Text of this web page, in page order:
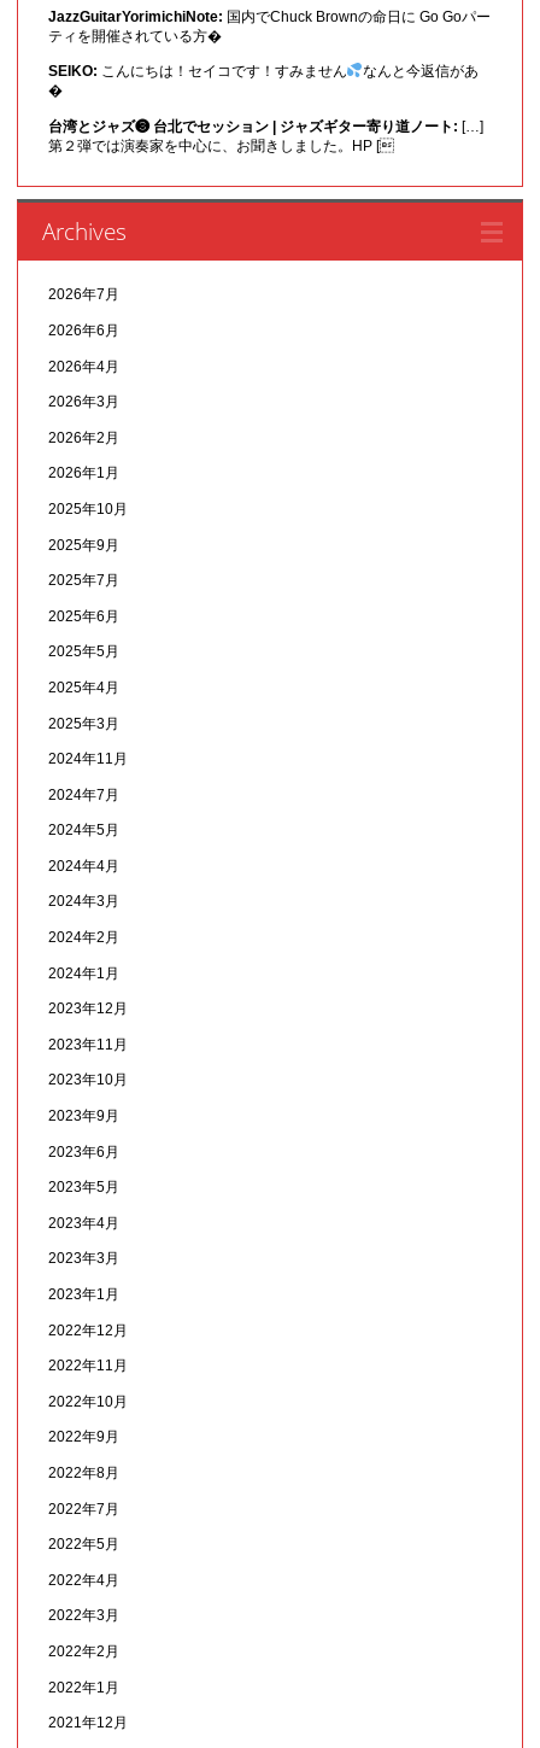
JazzGuitarYorimichiNote: 国内でChuck Brownの命日に Go Goパー
ティを開催されている方�
SEIKO: こんにちは！セイコです！すみません
なんと今返信があ
�
台湾とジャズ❸ 台北でセッション | ジャズギター寄り道ノート: […]
第２弾では演奏家を中心に、お聞きしました。HP [
Archives
2026年7月
2026年6月
2026年4月
2026年3月
2026年2月
2026年1月
2025年10月
2025年9月
2025年7月
2025年6月
2025年5月
2025年4月
2025年3月
2024年11月
2024年7月
2024年5月
2024年4月
2024年3月
2024年2月
2024年1月
2023年12月
2023年11月
2023年10月
2023年9月
2023年6月
2023年5月
2023年4月
2023年3月
2023年1月
2022年12月
2022年11月
2022年10月
2022年9月
2022年8月
2022年7月
2022年5月
2022年4月
2022年3月
2022年2月
2022年1月
2021年12月